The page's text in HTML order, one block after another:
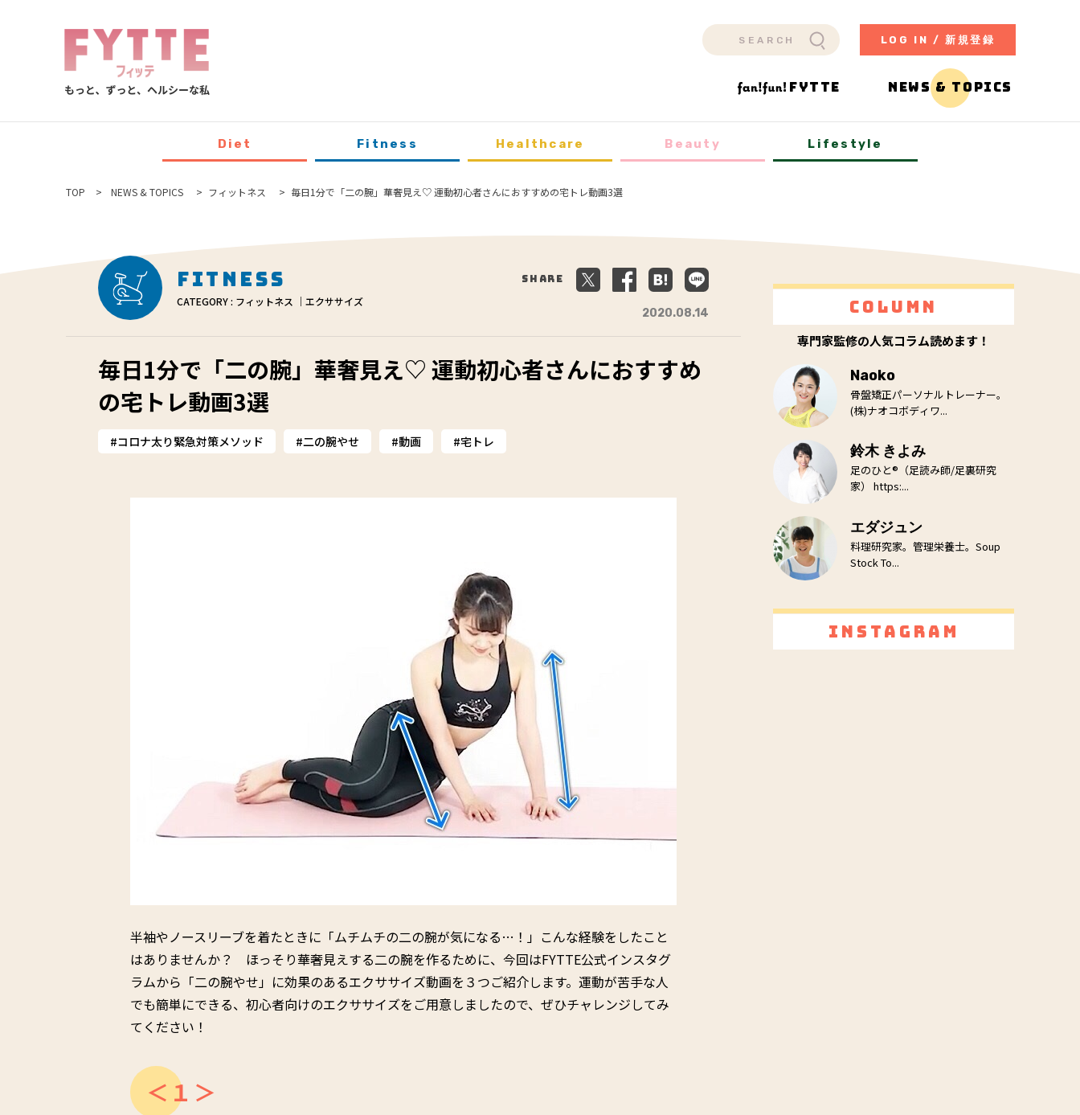
LOG IN / 新規登録
FYTTE NEWS & TOPICS
Diet Fitness Healthcare Beauty Lifestyle
TOP NEWS & TOPICS フィットネス 毎日1分で「二の腕」華奢見え♡ 運動初心者さんにおすすめの宅トレ動画3選
Fitness
CATEGORY : フィットネス ｜エクササイズ
2020.08.14
毎日1分で「二の腕」華奢見え♡ 運動初心者さんにおすすめ
の宅トレ動画3選
コロナ太り緊急対策メソッド 二の腕やせ 動画 宅トレ
Share
半袖やノースリーブを着たときに「ムチムチの二の腕が気になる…！」こんな経験をしたこと
はありませんか？ ほっそり華奢見えする二の腕を作るために、今回はFYTTE公式インスタグ
ラムから「二の腕やせ」に効果のあるエクササイズ動画を３つご紹介します。運動が苦手な人
でも簡単にできる、初心者向けのエクササイズをご用意しましたので、ぜひチャレンジしてみ
てください！
＜１＞
Column
専門家監修の人気コラム読めます！
Naoko
骨盤矯正パーソナルトレーナー。
(株)ナオコボディワ...
鈴木 きよみ
足のひと®（足読み師/足裏研究
家） https:...
エダジュン
料理研究家。管理栄養士。Soup
Stock To...
Instagram